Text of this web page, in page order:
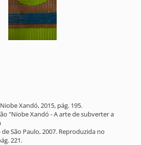
Xandó, 2015, pág. 195.
"Niobe Xandó - A arte de subverter a
São Paulo, 2007. Reproduzida no
221.